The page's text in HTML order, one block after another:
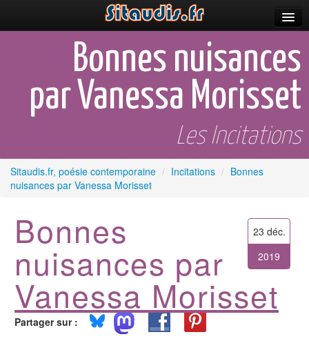
Poèmes et fictions
Auteurs & poètes
Célébrations
Plus
Bonnes nuisances
par Vanessa Morisset
Les Incitations
Sitaudis.fr, poésie contemporaine / Incitations / Bonnes
nuisances par Vanessa Morisset
23 déc.
2019
Bonnes
nuisances par
Vanessa Morisset
Partager sur :